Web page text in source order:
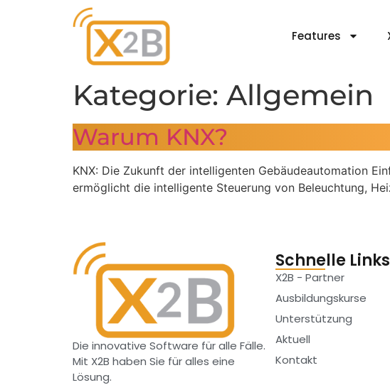
Features
Kategorie: Allgemein
Warum KNX?
KNX: Die Zukunft der intelligenten Gebäudeautomation
ermöglicht die intelligente Steuerung von Beleuchtung,
Die innovative Software für alle Fälle.
Mit X2B haben Sie für alles eine
Lösung.
Schnelle Links
X2B - Partner
Ausbildungskurse
Unterstützung
Aktuell
Kontakt